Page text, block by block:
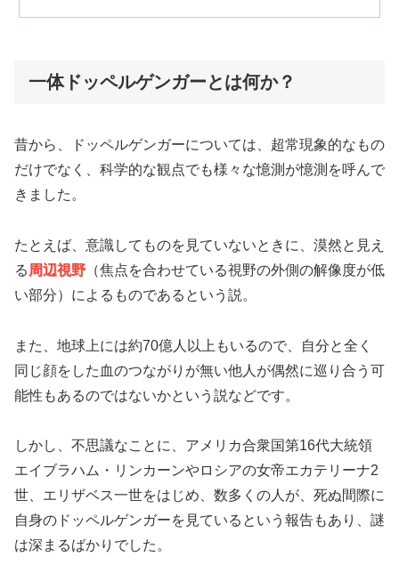
一体ドッペルゲンガーとは何か？
昔から、ドッペルゲンガーについては、超常現象的なもの
だけでなく、科学的な観点でも様々な憶測が憶測を呼んで
きました。
たとえば、意識してものを見ていないときに、漠然と見え
る 周辺視野（焦点を合わせている視野の外側の解像度が低
い部分）によるものであるという説。
また、地球上には約70億人以上もいるので、自分と全く
同じ顔をした血のつながりが無い他人が偶然に巡り合う可
能性もあるのではないかという説などです。
しかし、不思議なことに、アメリカ合衆国第16代大統領
エイブラハム・リンカーンやロシアの女帝エカテリーナ2
世、エリザベス一世をはじめ、数多くの人が、死ぬ間際に
自身のドッペルゲンガーを見ているという報告もあり、謎
は深まるばかりでした。